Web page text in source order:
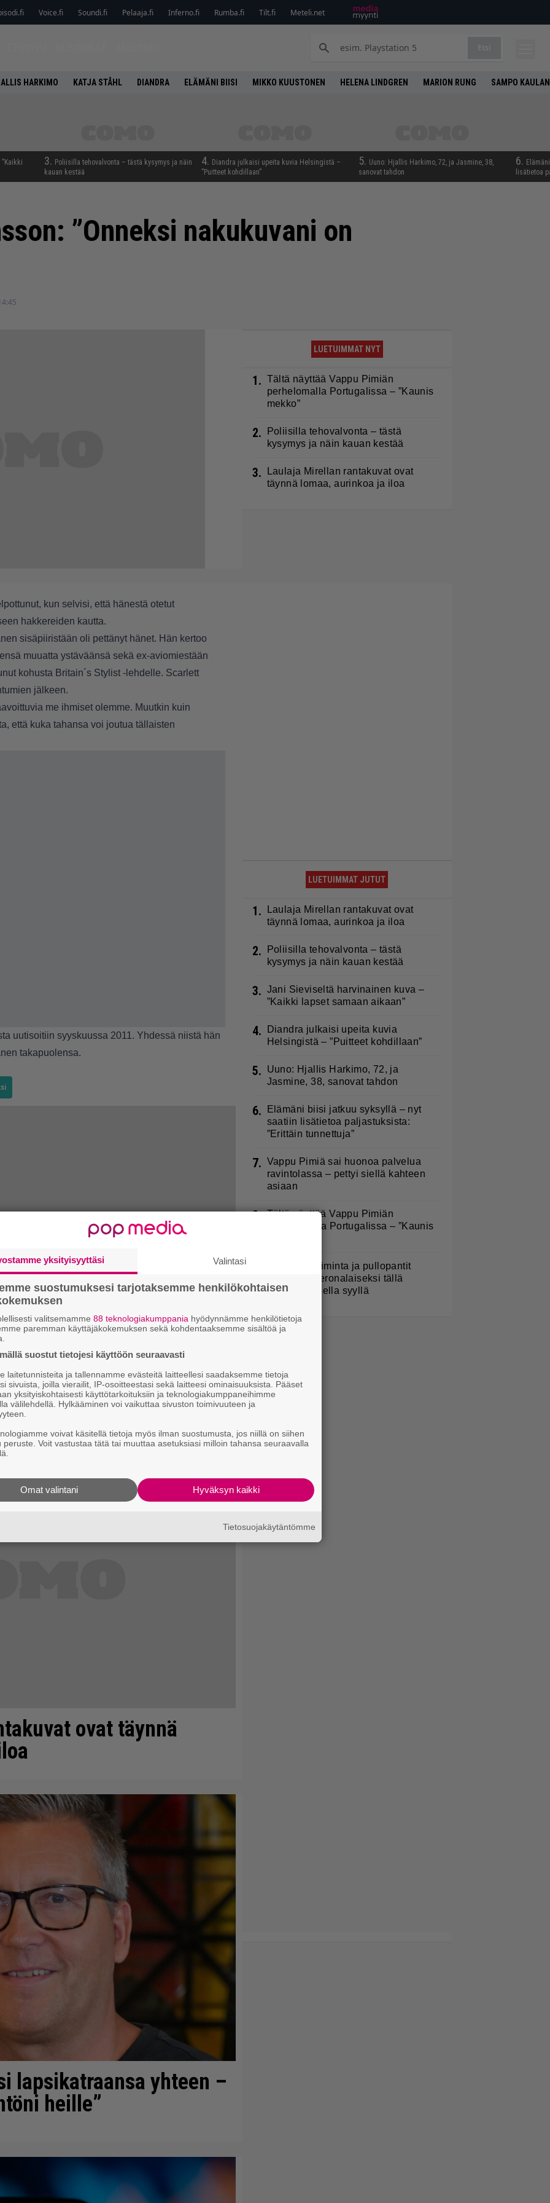
Voice.fi Soundi.fi Pelaaja.fi Inferno.fi Rumba.fi Tilt.fi Meteli.net
HARKIMO KATJA STÅHL DIANDRA ELÄMÄNI BIISI MIKKO KUUSTONEN HELENA LINDGREN MARION RUNG SAMPO
3. Poliisilla tehovalvonta – tästä kysymys ja näin
kauan kestää
4. Diandra julkaisi upeita kuvia Helsingistä –
”Puitteet kohdillaan”
5. Uuno: Hjallis Harkimo, 72, ja Jasmine, 38,
sanovat tahdon
6.
lisätietoa
”Onneksi nakukuvani on
LUETUIMMAT NYT
1. Tältä näyttää Vappu Pimiän
perhelomalla Portugalissa – ”Kaunis
mekko”
2.
Poliisilla tehovalvonta – tästä
kysymys ja näin kauan kestää
3.
Laulaja Mirellan rantakuvat ovat
täynnä lomaa, aurinkoa ja iloa
kun selvisi, että hänestä otetut
hakkereiden kautta.
sisäpiiristään oli pettänyt hänet. Hän kertoo
muuatta ystäväänsä sekä ex-aviomiestään
kohusta Britain´s Stylist -lehdelle. Scarlett
jälkeen.
me ihmiset olemme. Muutkin kuin
että kuka tahansa voi joutua tällaisten
uutisoitiin syyskuussa 2011. Yhdessä niistä hän
takapuolensa.
Miedosta – ”Onko tämä
ovat täynnä
lapsikatraansa yhteen –
heille”
LUETUIMMAT JUTUT
1.
Laulaja Mirellan rantakuvat ovat
täynnä lomaa, aurinkoa ja iloa
2.
Poliisilla tehovalvonta – tästä
kysymys ja näin kauan kestää
3. Jani Sieviseltä harvinainen kuva –
”Kaikki lapset samaan aikaan”
4.
Diandra julkaisi upeita kuvia
Helsingistä – ”Puitteet kohdillaan”
5.
Uuno: Hjallis Harkimo, 72, ja
Jasmine, 38, sanovat tahdon
6.
Elämäni biisi jatkuu syksyllä – nyt
saatiin lisätietoa paljastuksista:
”Erittäin tunnettuja”
7. Vappu Pimiä sai huonoa palvelua
ravintolassa – pettyi siellä kahteen
asiaan
8. Tältä näyttää Vappu Pimiän
perhelomalla Portugalissa – ”Kaunis
Marjojen poiminta ja pullopantit
muuttuvat veronalaiseksi tällä
nimenomaisella syyllä
yksityisyyttäsi Valintasi
suostumuksesi tarjotaksemme henkilökohtaisen
valitsemamme 88 teknologiakumppania hyödynnämme henkilötietoja
paremman käyttäjäkokemuksen sekä kohdentaaksemme sisältöä ja
suostut tietojesi käyttöön seuraavasti
laitetunnisteita ja tallennamme evästeitä laitteellesi saadaksemme tietoja
sivuista, joilla vierailit, IP-osoitteestasi sekä laitteesi ominaisuuksista. Pääset
yksityiskohtaisesti käyttötarkoituksiin ja teknologiakumppaneihimme
välilehdellä. Hylkääminen voi vaikuttaa sivuston toimivuuteen ja
voivat käsitellä tietoja myös ilman suostumusta, jos niillä on siihen
peruste. Voit vastustaa tätä tai muuttaa asetuksiasi milloin tahansa seuraavalla
Hyväksyn kaikki
Omat valintani
Tietosuojakäytäntömme